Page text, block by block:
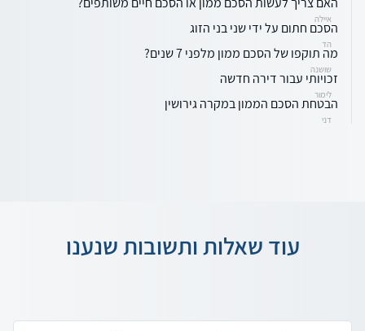
איילה
הסכם חתום על ידי שני בני הזוג
הד
מה תוקפו של הסכם ממון מלפני 7 שנים?
שושנה
זכויותי עבור דירה חדשה
לימור
הבטחת הסכם הממון במקרה גירושין
דני
עוד שאלות ותשובות שנענו